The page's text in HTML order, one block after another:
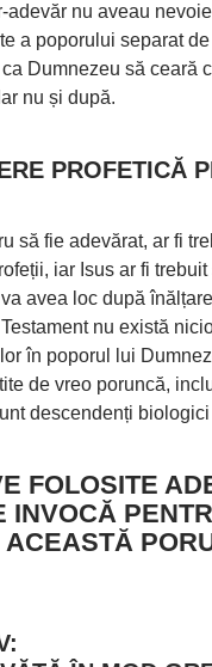
adevăr nu aveau
a poporului separat
Dumnezeu să ceară
nu și după.
PROFETICĂ
să fie adevărat, ar fi
iar Isus ar fi
avea loc după
nu există
în poporul lui
de vreo poruncă,
descendenți
FOLOSITE
INVOCĂ
ACEASTĂ